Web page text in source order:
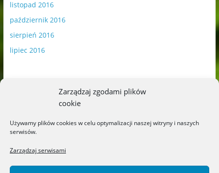
Zarządzaj zgodami plików
cookie
Używamy plików cookies w celu optymalizacji naszej witryny i naszych
serwisów.
Zarządzaj serwisami
listopad 2016
październik 2016
sierpień 2016
lipiec 2016